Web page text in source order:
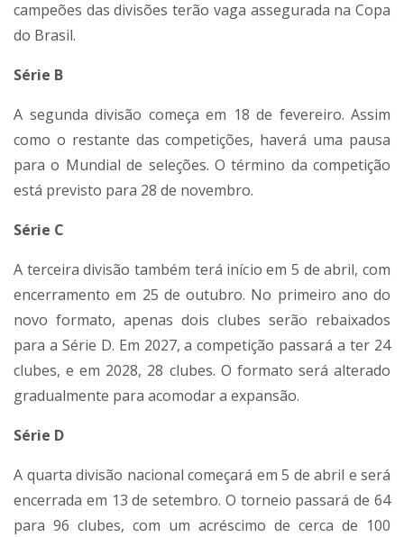
campeões das divisões terão vaga assegurada na Copa
do Brasil.
Série B
A segunda divisão começa em 18 de fevereiro. Assim
como o restante das competições, haverá uma pausa
para o Mundial de seleções. O término da competição
está previsto para 28 de novembro.
Série C
A terceira divisão também terá início em 5 de abril, com
encerramento em 25 de outubro. No primeiro ano do
novo formato, apenas dois clubes serão rebaixados
para a Série D. Em 2027, a competição passará a ter 24
clubes, e em 2028, 28 clubes. O formato será alterado
gradualmente para acomodar a expansão.
Série D
A quarta divisão nacional começará em 5 de abril e será
encerrada em 13 de setembro. O torneio passará de 64
para 96 clubes, com um acréscimo de cerca de 100